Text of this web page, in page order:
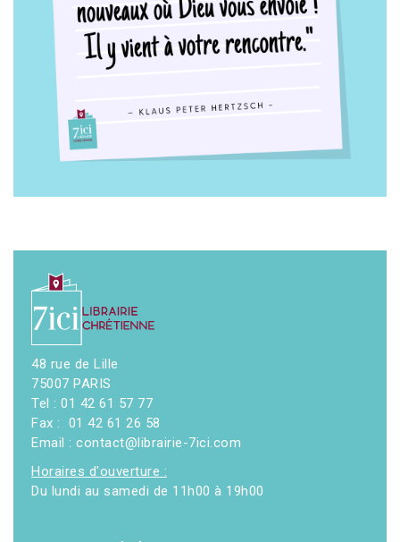
48 rue de Lille
75007 PARIS
Tel : 01 42 61 57 77
Fax : 01 42 61 26 58
Email : contact@librairie-7ici.com
Horaires d'ouverture :
Du lundi au samedi de 11h00 à 19h00